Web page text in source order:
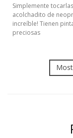
Simplemente
acolchadito de
increíble! Tienen
preciosas